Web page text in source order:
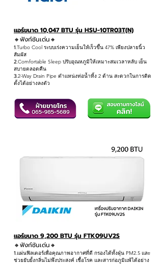
แอร์ขนาด 10,047 BTU รุ่น HSU-10TR03T(N)
🔸ฟังก์ชันเด่น🔸
1.Turbo Cool ระบบเร่งความเย็นให้เร็วขึ้น 47% เพียงปลายนิ้ว
สัมผัส
2.Comfortable Sleep ปรับอุณหภูมิให้เหมาะสมเวลาหลับ เย็น
สบายตลอดคืน
3.2-Way Drain Pipe ตำแหน่งท่อน้ำทิ้ง 2 ด้าน สะดวกในการติด
ตั้งได้อย่างลงตัว
แอร์ขนาด 9,200 BTU รุ่น FTK09UV2S
🔸ฟังก์ชันเด่น🔸
1.แผ่นฟิลเตอร์เพื่อคุณภาพอากาศที่ดี กรองได้ทั้งฝุ่น PM2.5 และ
ช่วยยับยั้งกลิ่นไม่พึงประสงค์ เชื้อโรค และสารก่อภูมิแพ้ได้อย่าง